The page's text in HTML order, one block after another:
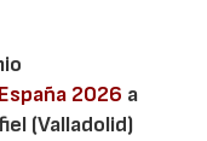
2026 a
(Valladolid)